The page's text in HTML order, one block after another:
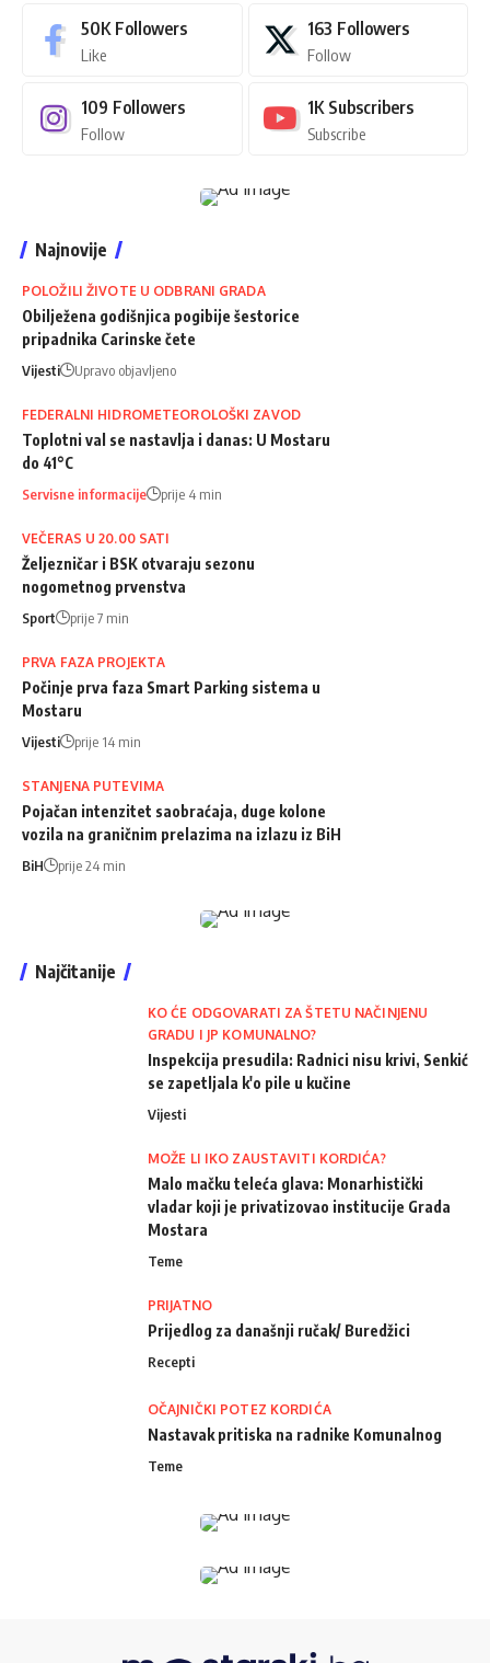
50K Followers
Like
163 Followers
Follow
109 Followers
Follow
1K Subscribers
Subscribe
Najnovije
POLOŽILI ŽIVOTE U ODBRANI GRADA
Obilježena godišnjica pogibije šestorice
pripadnika Carinske čete
Vijesti Upravo objavljeno
FEDERALNI HIDROMETEOROLOŠKI ZAVOD
Toplotni val se nastavlja i danas: U Mostaru
do 41°C
Servisne informacije prije 4 min
VEČERAS U 20.00 SATI
Željezničar i BSK otvaraju sezonu
nogometnog prvenstva
Sport prije 7 min
PRVA FAZA PROJEKTA
Počinje prva faza Smart Parking sistema u
Mostaru
Vijesti prije 14 min
STANJENA PUTEVIMA
Pojačan intenzitet saobraćaja, duge kolone
vozila na graničnim prelazima na izlazu iz BiH
BiH prije 24 min
Najčitanije
KO ĆE ODGOVARATI ZA ŠTETU NAČINJENU
GRADU I JP KOMUNALNO?
Inspekcija presudila: Radnici nisu krivi, Senkić
se zapetljala k'o pile u kučine
Vijesti
MOŽE LI IKO ZAUSTAVITI KORDIĆA?
Malo mačku teleća glava: Monarhistički
vladar koji je privatizovao institucije Grada
Mostara
Teme
PRIJATNO
Prijedlog za današnji ručak/ Buredžici
Recepti
OČAJNIČKI POTEZ KORDIĆA
Nastavak pritiska na radnike Komunalnog
Teme